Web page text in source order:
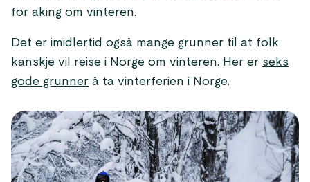
for aking om vinteren.
Det er imidlertid også mange grunner til at folk
kanskje vil reise i Norge om vinteren. Her er seks
gode grunner å ta vinterferien i Norge.